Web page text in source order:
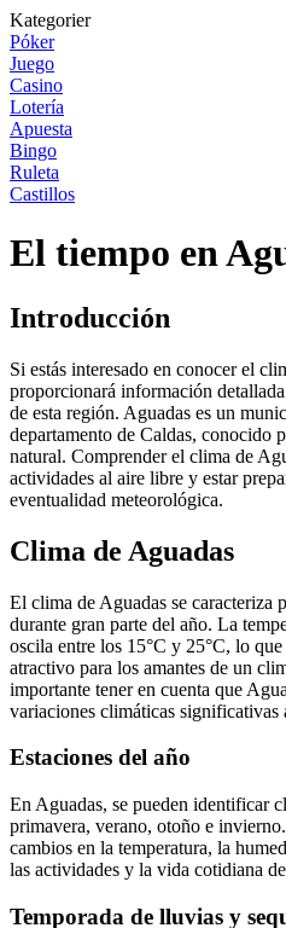
Kategorier
Póker
Juego
Casino
Lotería
Apuesta
Bingo
Ruleta
Castillos
El tiempo en
Introducción
Si estás interesado en conocer el
proporcionará información
de esta región. Aguadas es un
departamento de Caldas, conocido
natural. Comprender el clima de
actividades al aire libre y estar
eventualidad meteorológica.
Clima de Aguadas
El clima de Aguadas se caracteriza
durante gran parte del año. La
oscila entre los 15°C y 25°C, lo
atractivo para los amantes de un
importante tener en cuenta que
variaciones climáticas significativas
Estaciones del año
En Aguadas, se pueden identificar
primavera, verano, otoño e
cambios en la temperatura, la
las actividades y la vida cotidiana
Temporada de lluvias y